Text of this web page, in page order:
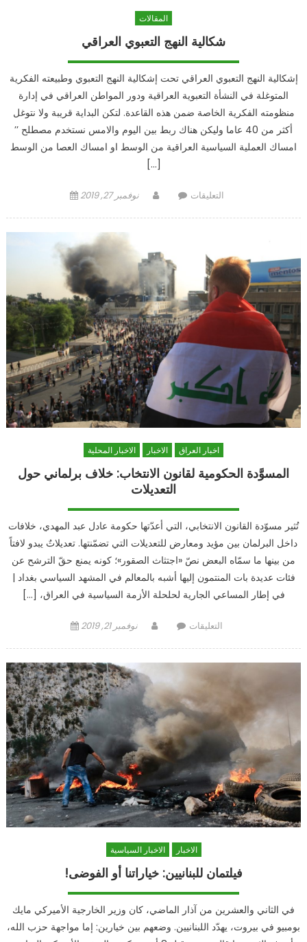
المقالات
شكالية النهج التعبوي العراقي
إشكالية النهج التعبوي العراقي تحت إشكالية النهج التعبوي وطبيعته الفكرية
المتوغلة في النشأة التعبوية العراقية ودور المواطن العراقي في إدارة
منظومته الفكرية الخاصة ضمن هذه القاعدة. لتكن البداية قريبة ولا نتوغل
أكثر من 40 عاما وليكن هناك ربط بين اليوم والامس نستخدم مصطلح ’’
امساك العملية السياسية العراقية من الوسط او امساك العصا من الوسط
[…]
Posted نوفمبر 27, 2019 Authorالتعليقاتعلى
العراقي
مغلقة
اخبار العراق الاخبار الاخبار المحلية
المسوَّدة الحكومية لقانون الانتخاب: خلاف برلماني حول
التعديلات
تُثير مسوّدة القانون الانتخابي، التي أعدّتها حكومة عادل عبد المهدي، خلافات
داخل البرلمان بين مؤيد ومعارض للتعديلات التي تضمّنتها. تعديلاتٌ يبدو لافتاً
من بينها ما سمّاه البعض نصّ «اجتثاث الصقور»؛ كونه يمنع حقّ الترشح عن
فئات عديدة بات المنتمون إليها أشبه بالمعالم في المشهد السياسي بغداد |
في إطار المساعي الجارية لحلحلة الأزمة السياسية في العراق، […]
Postedنوفمبر 21, 2019 Authorالتعليقات
برلماني
حول
التعديلات
مغلقة
الاخبار الاخبار السياسية
فيلتمان للبنانيين: خياراتنا أو الفوضى!
في الثاني والعشرين من آذار الماضي، كان وزير الخارجية الأميركي مايك
بومبيو في بيروت، يهدّد اللبنانيين. وضعهم بين خيارين: إما مواجهة حزب الله،